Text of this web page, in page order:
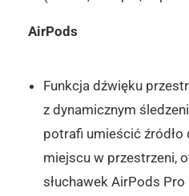
AirPods
Funkcja dźwięku
z dynamicznym
potrafi umieścić
miejscu w przestrzeni,
słuchawek AirPods